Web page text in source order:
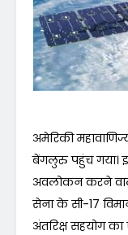
अमेरिकी
बेंगलुरु पहुंच गया।
अवलोकन करने
सेना के सी-17
अंतरिक्ष सहयोग का